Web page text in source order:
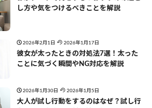
し方や気をつけるべきことを解説
2026年2月1日 2026年1月17日
彼女が太ったときの対処法7選！太った
ことに気づく瞬間やNG対応を解説
2026年1月30日 2026年1月5日
大人が試し行動をするのはなぜ？試し行